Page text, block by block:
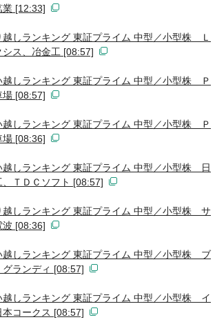
[12:33]
しランキング 東証プライム 中型／小型株 Ｌ
シス、冶金工 [08:57]
越しランキング 東証プライム 中型／小型株 Ｐ
場 [08:57]
越しランキング 東証プライム 中型／小型株 Ｐ
場 [08:36]
越しランキング 東証プライム 中型／小型株 日
ＴＤＣソフト [08:57]
越しランキング 東証プライム 中型／小型株 サ
波 [08:36]
越しランキング 東証プライム 中型／小型株 ブ
ランディ [08:57]
越しランキング 東証プライム 中型／小型株 イ
コークス [08:57]